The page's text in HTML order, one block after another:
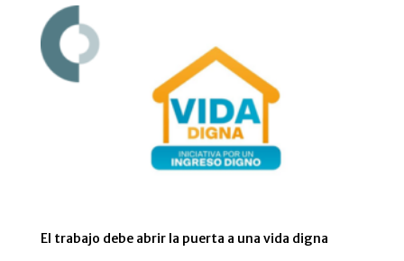
El trabajo debe abrir la puerta a una vida digna